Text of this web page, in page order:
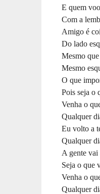
E quem
Com a
Amigo é
Do lado
Mesmo
Mesmo
O que
Pois seja o
Venha o
Qualquer
Eu volto a
Qualquer
A gente vai
Seja o que
Venha o
Qualquer